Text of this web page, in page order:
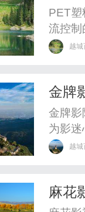
PET塑
流控制
吹塑设
工况迭
越城
金牌
金牌影
为影
越城
麻花